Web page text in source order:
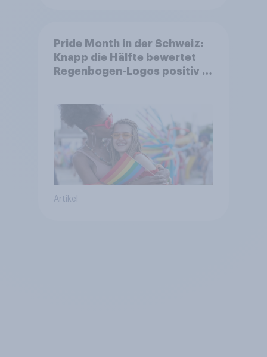
Pride Month in der Schweiz:
Knapp die Hälfte bewertet
Regenbogen-Logos positiv –
Artikel